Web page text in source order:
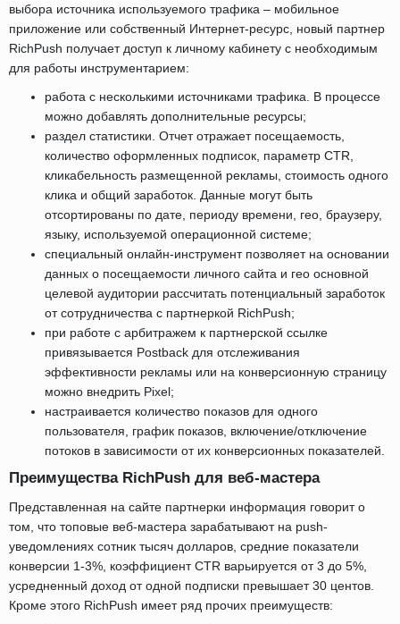
выбора источника используемого трафика – мобильное
приложение или собственный Интернет-ресурс, новый партнер
RichPush получает доступ к личному кабинету с необходимым
для работы инструментарием:
работа с несколькими источниками трафика. В процессе
можно добавлять дополнительные ресурсы;
раздел статистики. Отчет отражает посещаемость,
количество оформленных подписок, параметр CTR,
кликабельность размещенной рекламы, стоимость одного
клика и общий заработок. Данные могут быть
отсортированы по дате, периоду времени, гео, браузеру,
языку, используемой операционной системе;
специальный онлайн-инструмент позволяет на основании
данных о посещаемости личного сайта и гео основной
целевой аудитории рассчитать потенциальный заработок
от сотрудничества с партнеркой RichPush;
при работе с арбитражем к партнерской ссылке
привязывается Postback для отслеживания
эффективности рекламы или на конверсионную страницу
можно внедрить Pixel;
настраивается количество показов для одного
пользователя, график показов, включение/отключение
потоков в зависимости от их конверсионных показателей.
Преимущества RichPush для веб-мастера
Представленная на сайте партнерки информация говорит о
том, что топовые веб-мастера зарабатывают на push-
уведомлениях сотник тысяч долларов, средние показатели
конверсии 1-3%, коэффициент CTR варьируется от 3 до 5%,
усредненный доход от одной подписки превышает 30 центов.
Кроме этого RichPush имеет ряд прочих преимуществ: